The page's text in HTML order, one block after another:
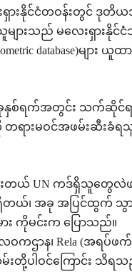
နိုင်ငံတဝန်းတွင် ဒုတိယအက
သူများသည် မလေးရှားနို
database)မ
နှစ်ရက်အတွင်း သက်ဆိုင်ရာ
တရားမဝင်အဖမ်းဆီး
ယ် UN ကဒ်ရှိသူတွေလဲဖ
ယ်၊ အခု အပြင်ထွက် သွ
ကိုမင်းက ပြောသည်။
ဌာန၊ Rela (အရပ်ဖ
းတို့ပါဝင်ကြောင်း သိရ